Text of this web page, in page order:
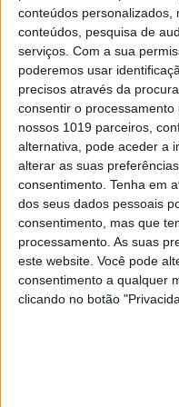
conteúdos personalizados,
conteúdos, pesquisa de
serviços. Com a sua
poderemos usar
precisos através da
consentir o
nossos 1019 parceiros,
alternativa, pode aceder a
alterar as suas
consentimento. Tenha em
dos seus dados pessoais
consentimento, mas que
processamento. As suas
este website. Você pode
consentimento a qualquer
clicando no botão
ACTIVA BRAND
Um homem
tem um perfume